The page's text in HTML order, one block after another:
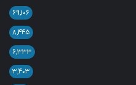
۶۹,۱۰۶
۸,۴۴۵
۶,۳۳۳
۳,۴۰۳